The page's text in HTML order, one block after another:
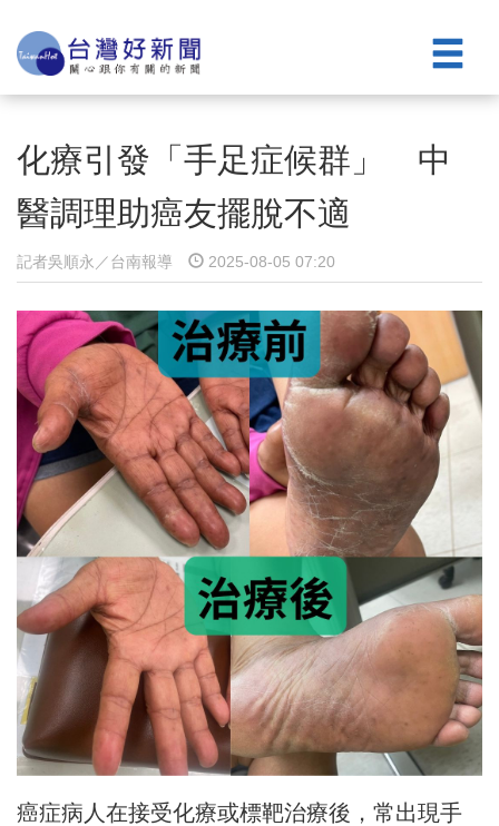
化療引發「手足症候群」 中
醫調理助癌友擺脫不適
記者吳順永／台南報導 2025-08-05 07:20
癌症病人在接受化療或標靶治療後，常出現手